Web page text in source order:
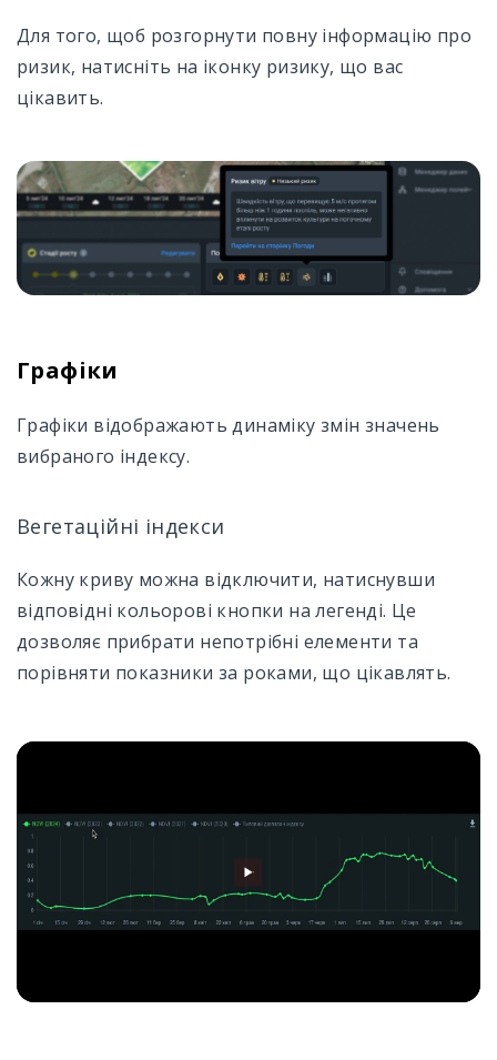
Для того, щоб розгорнути повну інформацію про
ризик, натисніть на іконку ризику, що вас
цікавить.
Графіки
Графіки відображають динаміку змін значень
вибраного індексу.
Вегетаційні індекси
Кожну криву можна відключити, натиснувши
відповідні кольорові кнопки на легенді. Це
дозволяє прибрати непотрібні елементи та
порівняти показники за роками, що цікавлять.